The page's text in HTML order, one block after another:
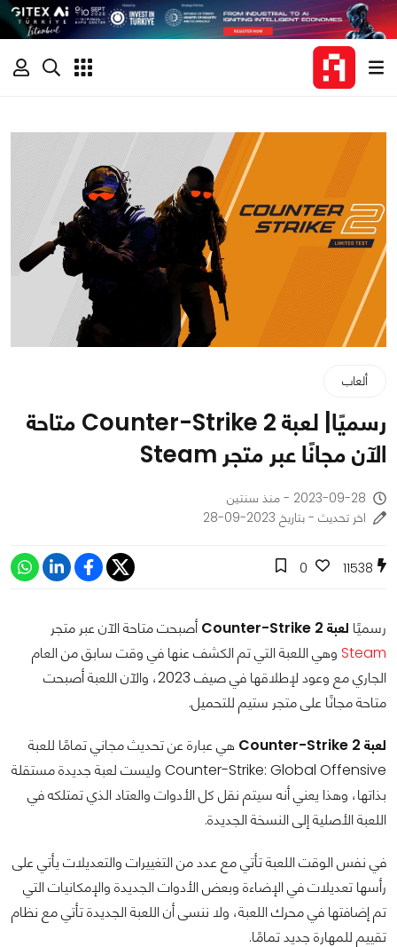
ألعاب
رسميًا| لعبة Counter-Strike 2 متاحة
الآن مجانًا عبر متجر Steam
2023-09-28 - منذ سنتين
اخر تحديث - بتاريخ 2023-09-28
11538
0
رسميًا لعبة Counter-Strike 2
أصبحت متاحة الآن عبر متجر
Steam وهي اللعبة التي تم الكشف عنها في وقت سابق من العام
الجاري مع وعود لإطلاقها في صيف 2023، والآن اللعبة أصبحت
متاحة مجانًا على متجر ستيم للتحميل.
لعبة Counter-Strike 2
هي عبارة عن تحديث مجاني تمامًا للعبة
Counter-Strike: Global Offensive وليست لعبة جديدة مستقلة
بذاتها، وهذا يعني أنه سيتم نقل كل الأدوات والعتاد الذي تمتلكه في
اللعبة الأصلية إلى النسخة الجديدة.
في نفس الوقت اللعبة تأتي مع عدد من التغييرات والتعديلات يأتي على
رأسها تعديلات في الإضاءة وبعض الأدوات الجديدة والإمكانيات التي
تم إضافتها في محرك اللعبة، ولا ننسى أن اللعبة الجديدة تأتي مع نظام
تقييم للمهارة جديد تمامًا.